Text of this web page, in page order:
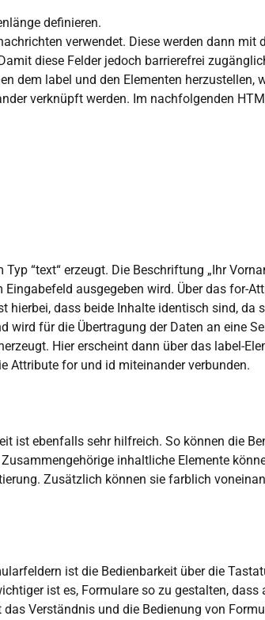
definieren.
verwendet. Diese werden dann mit
diese Felder jedoch barrierefrei
dem label und den Elementen herzustellen,
verknüpft werden. Im nachfolgenden
“text“ erzeugt. Die Beschriftung „Ihr
ausgegeben wird. Über das for-
dass beide Inhalte identisch sind, da
für die Übertragung der Daten an eine
Hier erscheint dann über das label-
Attribute for und id miteinander verbunden.
ist ebenfalls sehr hilfreich. So können die
inhaltliche Elemente
Zusätzlich können sie farblich
ist die Bedienbarkeit über die
ist es, Formulare so zu gestalten,
Verständnis und die Bedienung von